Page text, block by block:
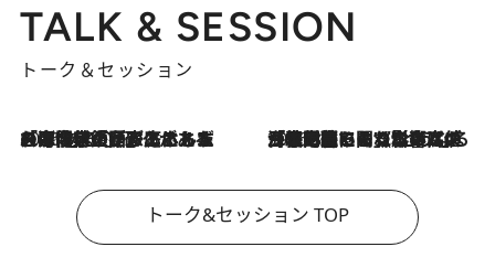
TALK & SESSION
トーク＆セッション
2026.8.3
「今後値上げがあるとすれば…」「リスクがあるのは今年の冬」エネルギー専門家が語る、ホルムズ海峡封鎖が家庭にもたらす“ある心配” 2026.8.3
「住宅建てられない…」「サーチャージ料の高値が続いている」ホルムズ海峡封鎖による影響はいつまで続く？《エネルギー専門家に聞く“どうなる日本の暮らし”》
トーク&セッション TOP